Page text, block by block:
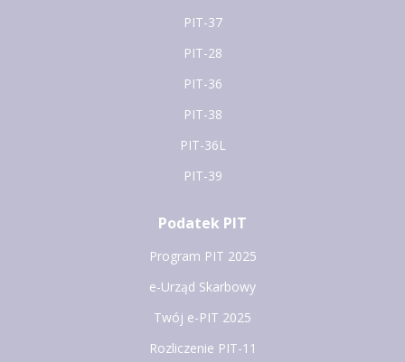
PIT-37
PIT-28
PIT-36
PIT-38
PIT-36L
PIT-39
Podatek PIT
Program PIT 2025
e-Urząd Skarbowy
Twój e-PIT 2025
Rozliczenie PIT-11